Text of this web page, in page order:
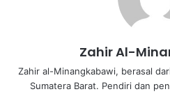
Zahir Al-
Zahir al-Minangkabawi, berasal
Sumatera Barat. Pendiri dan